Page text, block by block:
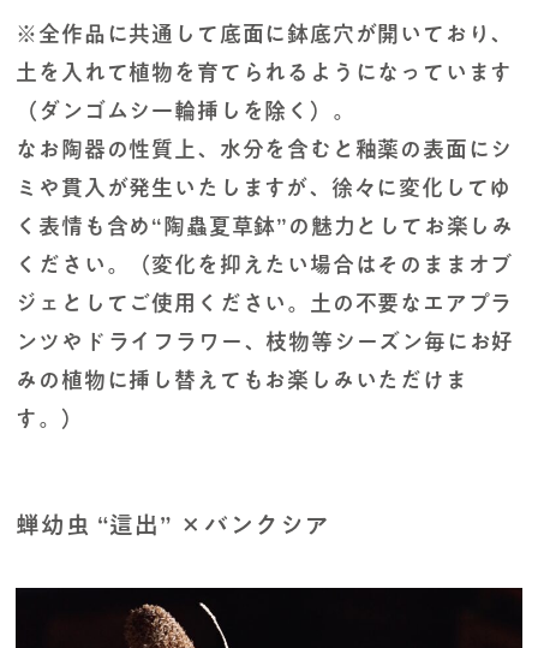
※全作品に共通して底面に鉢底穴が開いており、
土を入れて植物を育てられるようになっています
（ダンゴムシ一輪挿しを除く）。
なお陶器の性質上、水分を含むと釉薬の表面にシ
ミや貫入が発生いたしますが、徐々に変化してゆ
く表情も含め“陶蟲夏草鉢”の魅力としてお楽しみ
ください。（変化を抑えたい場合はそのままオブ
ジェとしてご使用ください。土の不要なエアプラ
ンツやドライフラワー、枝物等シーズン毎にお好
みの植物に挿し替えてもお楽しみいただけま
す。）
蝉幼虫 “這出” ×バンクシア